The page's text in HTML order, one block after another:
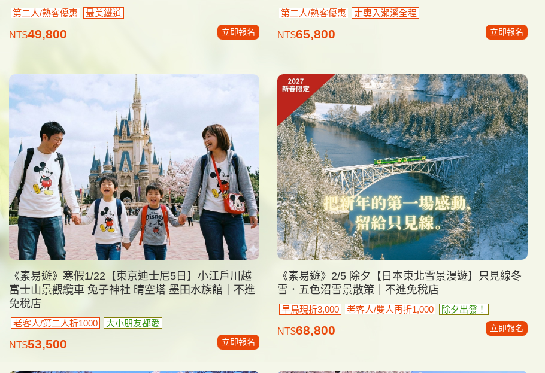
第二人/熟客優惠 最美鐵道
NT$49,800 立即報名
第二人/熟客優惠 走奧入瀨溪全程
NT$65,800 立即報名
《素易遊》寒假1/22【東京迪士尼5日】小江戶川越
富士山景觀纜車 兔子神社 晴空塔 墨田水族館｜不進
免稅店
老客人/第二人折1000 大小朋友都愛
NT$53,500 立即報名
《素易遊》2/5 除夕【日本東北雪景漫遊】只見線冬
雪．五色沼雪景散策｜不進免稅店
早鳥現折3,000 老客人/雙人再折1,000 除夕出發！
NT$68,800 立即報名